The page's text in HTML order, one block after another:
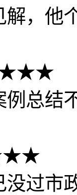
解，他
★★★
例总结
没过市